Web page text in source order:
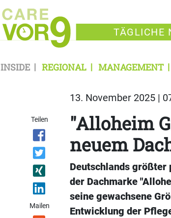
TÄGLICHE
INSIDE REGIONAL MANAGEMENT
13. November 2025 |
Teilen
Mailen
"Alloheim
neuem
Deutschlands
der Dachmarke
seine gewachsene
Entwicklung der